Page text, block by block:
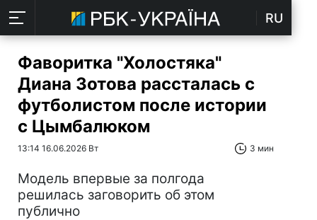
RU
Фаворитка "Холостяка"
Диана Зотова рассталась с
футболистом после истории
с Цымбалюком
13:14 16.06.2026 Вт 3 мин
Модель впервые за полгода
решилась заговорить об этом
публично